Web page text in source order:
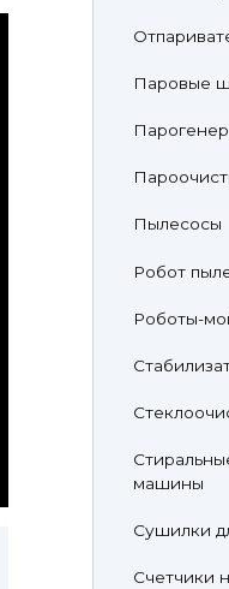
Паровые
Пылесосы
Робот
Роботы-
машины
Сушилки
Счетчики